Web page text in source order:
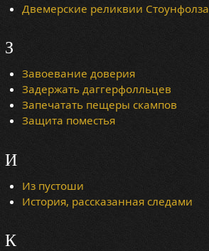
Двемерские реликвии Стоунфолза
З
Завоевание доверия
Задержать даггерфолльцев
Запечатать пещеры скампов
Защита поместья
И
Из пустоши
История, рассказанная следами
К